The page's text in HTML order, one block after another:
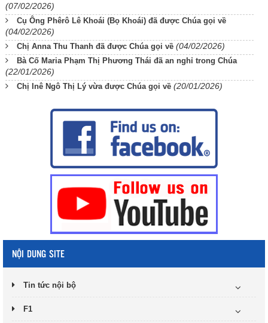
(07/02/2026)
Cụ Ông Phêrô Lê Khoái (Bọ Khoái) đã được Chúa gọi về
(04/02/2026)
Chị Anna Thu Thanh đã được Chúa gọi về (04/02/2026)
Bà Cố Maria Phạm Thị Phương Thái đã an nghỉ trong Chúa
(22/01/2026)
Chị Inê Ngô Thị Lý vừa được Chúa gọi về (20/01/2026)
NỘI DUNG SITE
Tin tức nội bộ
F1